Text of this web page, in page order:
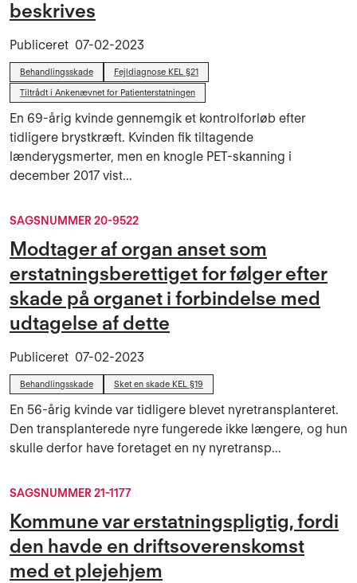
beskrives
Publiceret 07-02-2023
Behandlingsskade
Fejldiagnose KEL §21
Tiltrådt i Ankenævnet for Patienterstatningen
En 69-årig kvinde gennemgik et kontrolforløb efter
tidligere brystkræft. Kvinden fik tiltagende
lænderygsmerter, men en knogle PET-skanning i
december 2017 vist...
SAGSNUMMER 20-9522
Modtager af organ anset som
erstatningsberettiget for følger efter
skade på organet i forbindelse med
udtagelse af dette
Publiceret 07-02-2023
Behandlingsskade Sket en skade KEL §19
En 56-årig kvinde var tidligere blevet nyretransplanteret.
Den transplanterede nyre fungerede ikke længere, og hun
skulle derfor have foretaget en ny nyretransp...
SAGSNUMMER 21-1177
Kommune var erstatningspligtig, fordi
den havde en driftsoverenskomst
med et plejehjem